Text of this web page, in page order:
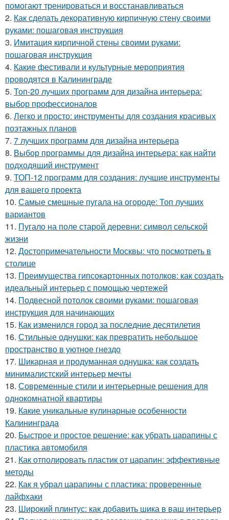
помогают тренироваться и восстанавливаться
2. Как сделать декоративную кирпичную стену своими
руками: пошаговая инструкция
3. Имитация кирпичной стены своими руками:
пошаговая инструкция
4. Какие фестивали и культурные мероприятия
проводятся в Калининграде
5. Топ-20 лучших программ для дизайна интерьера:
выбор профессионалов
6. Легко и просто: инструменты для создания красивых
поэтажных планов
7. 7 лучших программ для дизайна интерьера
8. Выбор программы для дизайна интерьера: как найти
подходящий инструмент
9. ТОП-12 программ для создания: лучшие инструменты
для вашего проекта
10. Самые смешные пугала на огороде: Топ лучших
вариантов
11. Пугало на поле старой деревни: символ сельской
жизни
12. Достопримечательности Москвы: что посмотреть в
столице
13. Преимущества гипсокартонных потолков: как создать
идеальный интерьер с помощью чертежей
14. Подвесной потолок своими руками: пошаговая
инструкция для начинающих
15. Как изменился город за последние десятилетия
16. Стильные однушки: как превратить небольшое
пространство в уютное гнездо
17. Шикарная и продуманная однушка: как создать
минималистский интерьер мечты
18. Современные стили и интерьерные решения для
однокомнатной квартиры
19. Какие уникальные кулинарные особенности
Калининграда
20. Быстрое и простое решение: как убрать царапины с
пластика автомобиля
21. Как отполировать пластик от царапин: эффективные
методы
22. Как я убрал царапины с пластика: проверенные
лайфхаки
23. Широкий плинтус: как добавить шика в ваш интерьер